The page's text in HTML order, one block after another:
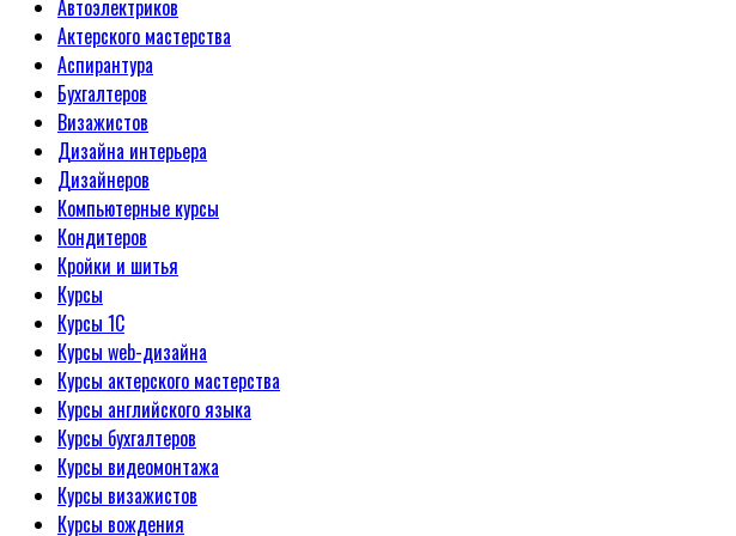
Автоэлектриков
Актерского мастерства
Аспирантура
Бухгалтеров
Визажистов
Дизайна интерьера
Дизайнеров
Компьютерные курсы
Кондитеров
Кройки и шитья
Курсы
Курсы 1С
Курсы web-дизайна
Курсы актерского мастерства
Курсы английского языка
Курсы бухгалтеров
Курсы видеомонтажа
Курсы визажистов
Курсы вождения